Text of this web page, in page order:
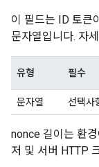
이 필드는 ID 토큰
문자열입니다. 자
유형 필수
문자열 선택사
nonce 길이는 환
저 및 서버 HTTP